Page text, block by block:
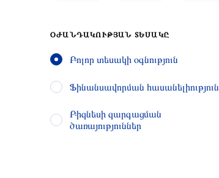
ՕԺԱՆԴԱԿՈՒԹՅԱՆ ՏԵՍԱԿԸ
Բոլոր տեսակի օգնություն
Ֆինանսավորման հասանելիություն
Բիզնեսի զարգացման
ծառայություններ